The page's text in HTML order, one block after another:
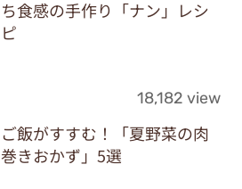
ち食感の手作り「ナン」レシ
ピ
18,182 view
ご飯がすすむ！「夏野菜の肉
巻きおかず」5選